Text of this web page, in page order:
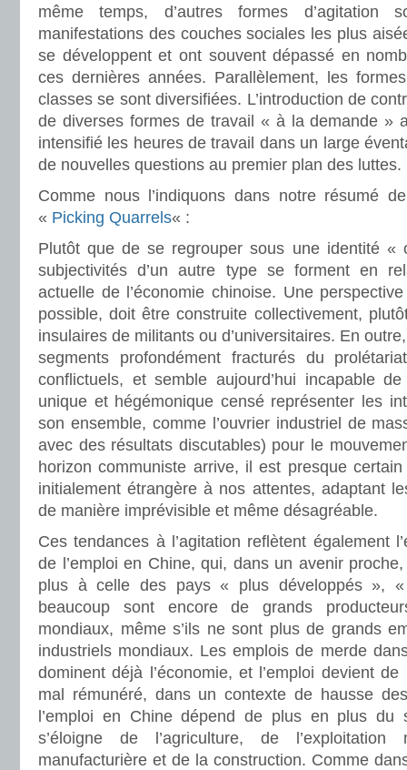
même temps, d’autres formes d’agitation
manifestations des couches sociales les plus
se développent et ont souvent dépassé en
ces dernières années. Parallèlement, les
classes se sont diversifiées. L’introduction de
de diverses formes de travail « à la demande »
intensifié les heures de travail dans un large
de nouvelles questions au premier plan des luttes.
Comme nous l’indiquons dans notre résumé
« Picking Quarrels« :
Plutôt que de se regrouper sous une identité «
subjectivités d’un autre type se forment en
actuelle de l’économie chinoise. Une
possible, doit être construite collectivement,
insulaires de militants ou d’universitaires. En
segments profondément fracturés du
conflictuels, et semble aujourd’hui incapable
unique et hégémonique censé représenter les
son ensemble, comme l’ouvrier industriel de
avec des résultats discutables) pour le
horizon communiste arrive, il est presque
initialement étrangère à nos attentes, adaptant
de manière imprévisible et même désagréable.
Ces tendances à l’agitation reflètent également
de l’emploi en Chine, qui, dans un avenir
plus à celle des pays « plus développés », «
beaucoup sont encore de grands
mondiaux, même s’ils ne sont plus de grands
industriels mondiaux. Les emplois de merde
dominent déjà l’économie, et l’emploi devient
mal rémunéré, dans un contexte de hausse
l’emploi en Chine dépend de plus en plus du
s’éloigne de l’agriculture, de l’exploitation
manufacturière et de la construction. Comme